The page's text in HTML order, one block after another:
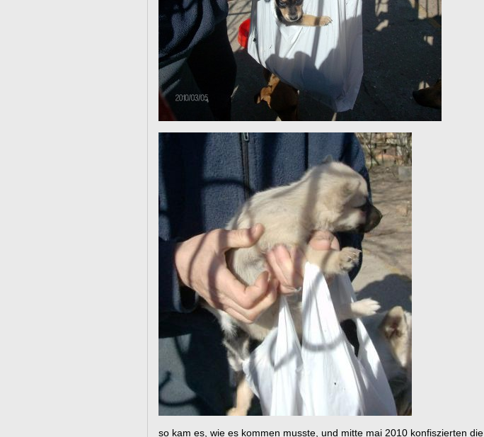
so kam es, wie es kommen musste, und mitte mai 2010 konfiszierten die